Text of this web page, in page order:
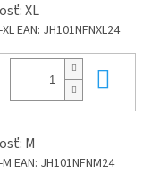
XL
EAN: JH101NFNXL24
M
EAN: JH101NFNM24